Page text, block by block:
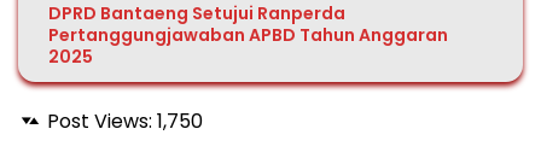
DPRD Bantaeng Setujui Ranperda
Pertanggungjawaban APBD Tahun Anggaran
2025
Post Views: 1,750